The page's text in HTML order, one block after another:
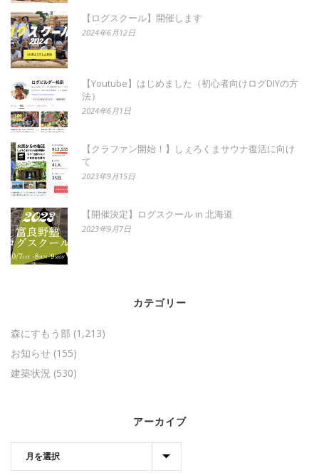
【ログスクール】開催します
2024年6月12日
【Youtube】はじめました（初心者向けログDIYの方
法）
2024年6月1日
【クラファン開始！】しぇろくまサウナ復活に向け
て
2023年9月15日
【開催決定】ログスクール in 北海道
2023年9月7日
カテゴリー
森にすもう部 (1,213)
お知らせ (155)
建築状況 (530)
アーカイブ